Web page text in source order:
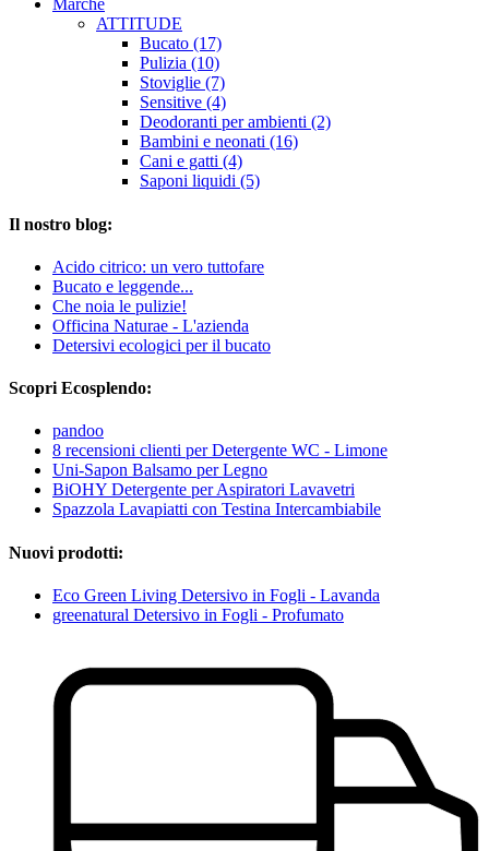
Marche
ATTITUDE
Bucato (17)
Pulizia (10)
Stoviglie (7)
Sensitive (4)
Deodoranti per ambienti (2)
Bambini e neonati (16)
Cani e gatti (4)
Saponi liquidi (5)
Il nostro blog:
Acido citrico: un vero tuttofare
Bucato e leggende...
Che noia le pulizie!
Officina Naturae - L'azienda
Detersivi ecologici per il bucato
Scopri Ecosplendo:
pandoo
8 recensioni clienti per Detergente WC - Limone
Uni-Sapon Balsamo per Legno
BiOHY Detergente per Aspiratori Lavavetri
Spazzola Lavapiatti con Testina Intercambiabile
Nuovi prodotti:
Eco Green Living Detersivo in Fogli - Lavanda
greenatural Detersivo in Fogli - Profumato